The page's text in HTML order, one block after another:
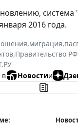
2016 года.
,миграция,
,Правительство РФ
в
Новостии